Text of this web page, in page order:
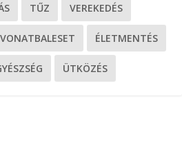
TŰZ VEREKEDÉS
VONATBALESET ÉLETMENTÉS
ÜTKÖZÉS